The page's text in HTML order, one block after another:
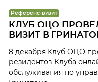
Референс-визит
КЛУБ ОЦО
ВИЗИТ В
8 декабря Клуб ОЦО
резидентов Клуба
обслуживания по